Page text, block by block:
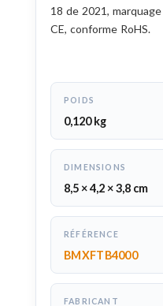
18 de 2021, marquage
CE, conforme RoHS.
POIDS
0,120 kg
DIMENSIONS
8,5 × 4,2 × 3,8 cm
RÉFÉRENCE
BMXFTB4000
FABRICANT